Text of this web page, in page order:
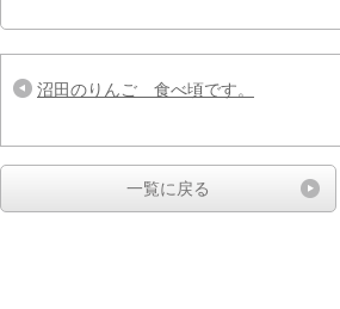
沼田のりんご 食べ頃です。
一覧に戻る